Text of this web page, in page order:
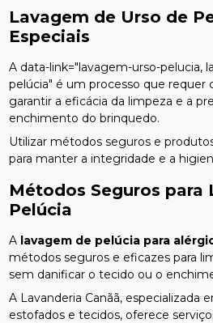
Lavagem de Urso de
Especiais
A data-link="lavagem-urso-pelucia,
pelúcia" é um processo que requer
garantir a eficácia da limpeza e a
enchimento do brinquedo.
Utilizar métodos seguros e
para manter a integridade e a
Métodos Seguros para
Pelúcia
A lavagem de pelúcia para
métodos seguros e eficazes para
sem danificar o tecido ou o
A Lavanderia Canãã, especializada
estofados e tecidos, oferece